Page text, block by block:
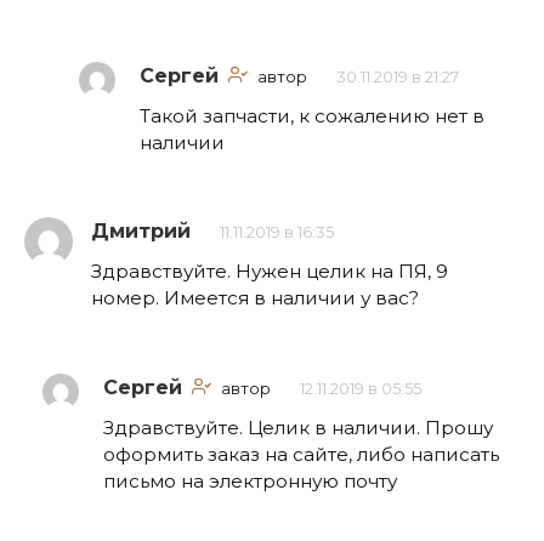
Сергей автор 30.11.2019 в 21:27
Такой запчасти, к сожалению нет в
наличии
Дмитрий 11.11.2019 в 16:35
Здравствуйте. Нужен целик на ПЯ, 9
номер. Имеется в наличии у вас?
Сергей автор 12.11.2019 в 05:55
Здравствуйте. Целик в наличии. Прошу
оформить заказ на сайте, либо написать
письмо на электронную почту